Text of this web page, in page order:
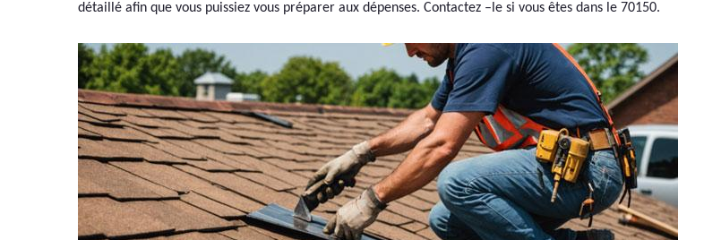
détaillé afin que vous puissiez vous préparer aux dépenses. Contactez –le si vous êtes dans le 70150.